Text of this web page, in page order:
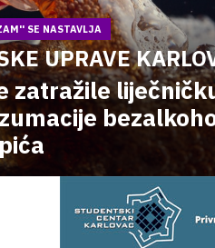
SE NASTAVLJA
UPRAVE
zatražile